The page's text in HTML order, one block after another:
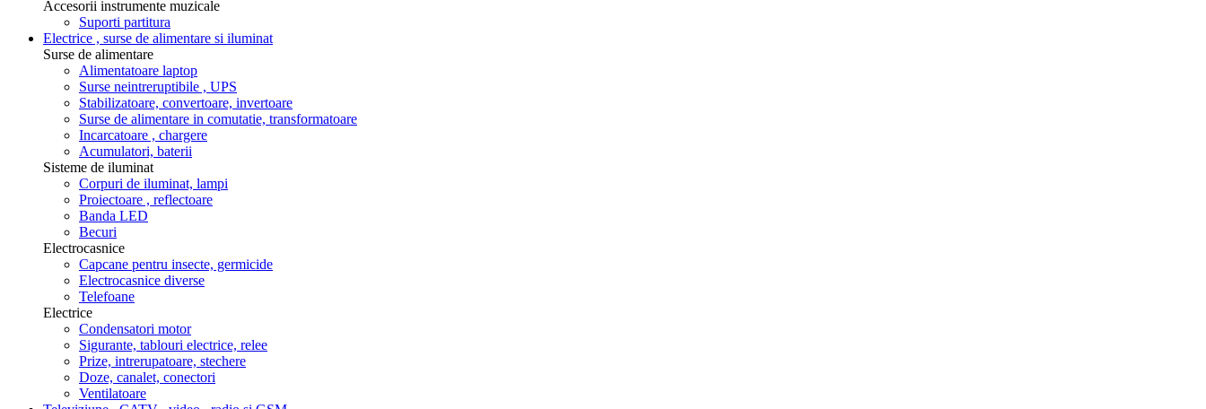
Accesorii instrumente muzicale
Suporti partitura
Electrice , surse de alimentare si iluminat
Surse de alimentare
Alimentatoare laptop
Surse neintreruptibile , UPS
Stabilizatoare, convertoare, invertoare
Surse de alimentare in comutatie, transformatoare
Incarcatoare , chargere
Acumulatori, baterii
Sisteme de iluminat
Corpuri de iluminat, lampi
Proiectoare , reflectoare
Banda LED
Becuri
Electrocasnice
Capcane pentru insecte, germicide
Electrocasnice diverse
Telefoane
Electrice
Condensatori motor
Sigurante, tablouri electrice, relee
Prize, intrerupatoare, stechere
Doze, canalet, conectori
Ventilatoare